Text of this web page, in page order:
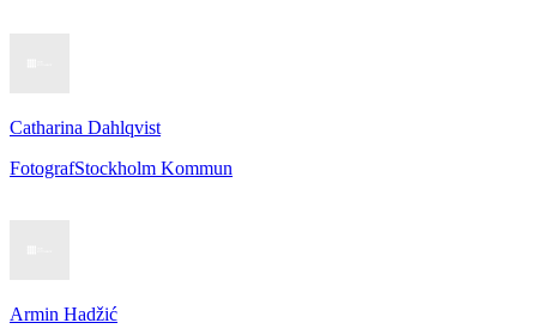
Catharina Dahlqvist
FotografStockholm Kommun
Armin Hadžić